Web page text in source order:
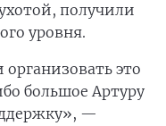
получили
уровня.
это
большое Артуру
—